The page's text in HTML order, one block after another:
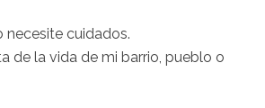
necesite cuidados.
de la vida de mi barrio, pueblo o